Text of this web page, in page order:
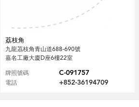
荔枝角
九龍茘枝角青山道688-690號
嘉名工廠大廈D座6樓22室
牌照號碼
C-091757
電話 +852-36194709